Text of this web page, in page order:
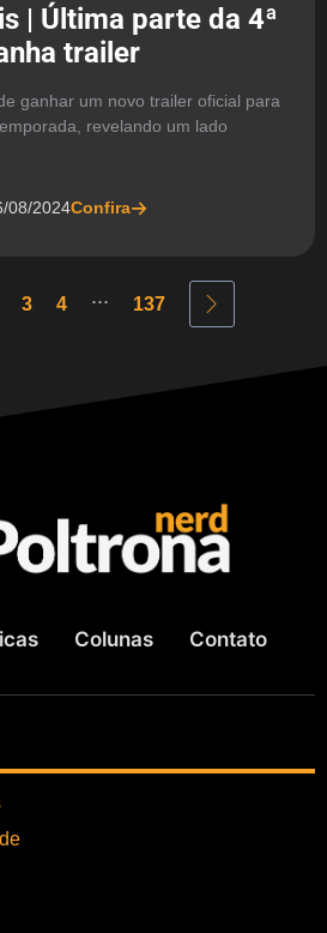
| Última parte da 4ª
trailer
ganhar um novo trailer oficial para
revelando um lado
08/2024Confira
3 4 ... 137
Colunas Contato